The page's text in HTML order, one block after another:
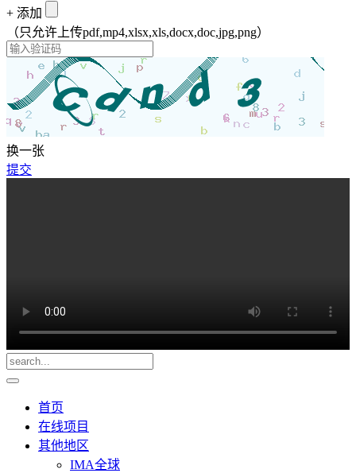
+ 添加
（只允许上传pdf,mp4,xlsx,xls,docx,doc,jpg,png）
换一张
提交
首页
在线项目
其他地区
IMA全球